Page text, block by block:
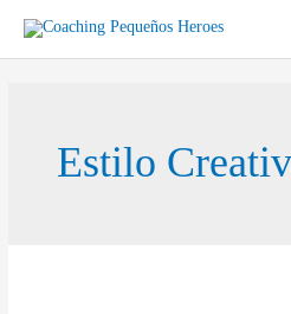
contenido
Estilo